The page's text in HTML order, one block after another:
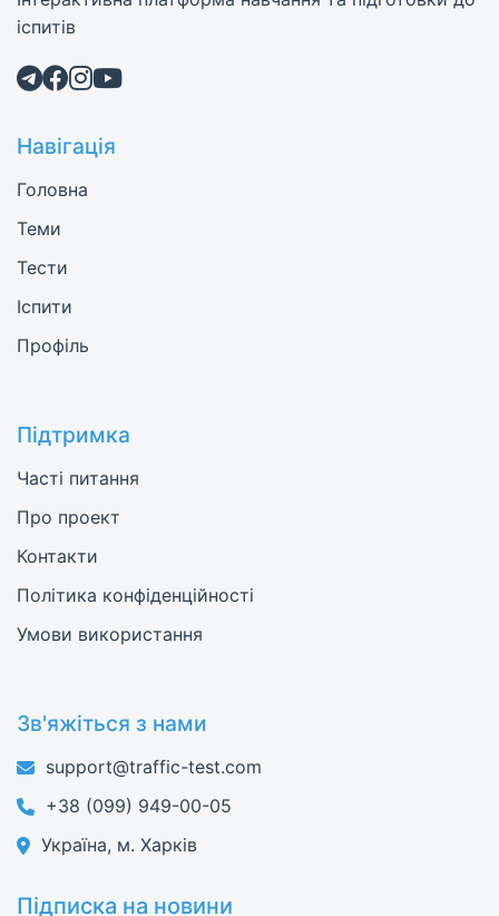
іспитів
Навігація
Головна
Теми
Тести
Іспити
Профіль
Підтримка
Часті питання
Про проект
Контакти
Політика конфіденційності
Умови використання
Зв'яжіться з нами
support@traffic-test.com
+38 (099) 949-00-05
Україна, м. Харків
Підписка на новини